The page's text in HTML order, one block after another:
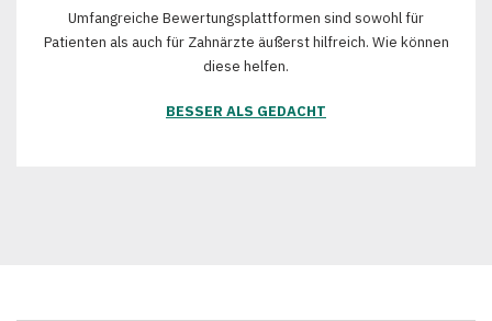
Umfangreiche Bewertungsplattformen sind sowohl für
Patienten als auch für Zahnärzte äußerst hilfreich. Wie können
diese helfen.
BESSER ALS GEDACHT